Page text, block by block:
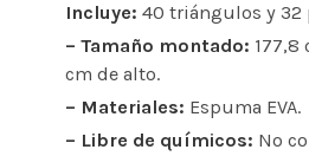
Incluye: 40 triángulos y 32
– Tamaño montado: 177,8
cm de alto.
– Materiales: Espuma EVA.
– Libre de químicos: No